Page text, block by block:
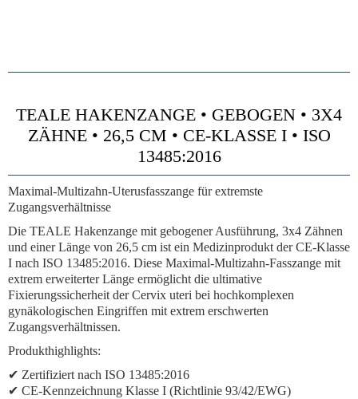
TEALE HAKENZANGE • GEBOGEN • 3X4
ZÄHNE • 26,5 CM • CE-KLASSE I • ISO
13485:2016
Maximal-Multizahn-Uterusfasszange für extremste
Zugangsverhältnisse
Die TEALE Hakenzange mit gebogener Ausführung, 3x4 Zähnen
und einer Länge von 26,5 cm ist ein Medizinprodukt der CE-Klasse
I nach ISO 13485:2016. Diese Maximal-Multizahn-Fasszange mit
extrem erweiterter Länge ermöglicht die ultimative
Fixierungssicherheit der Cervix uteri bei hochkomplexen
gynäkologischen Eingriffen mit extrem erschwerten
Zugangsverhältnissen.
Produkthighlights:
✔ Zertifiziert nach ISO 13485:2016
✔ CE-Kennzeichnung Klasse I (Richtlinie 93/42/EWG)